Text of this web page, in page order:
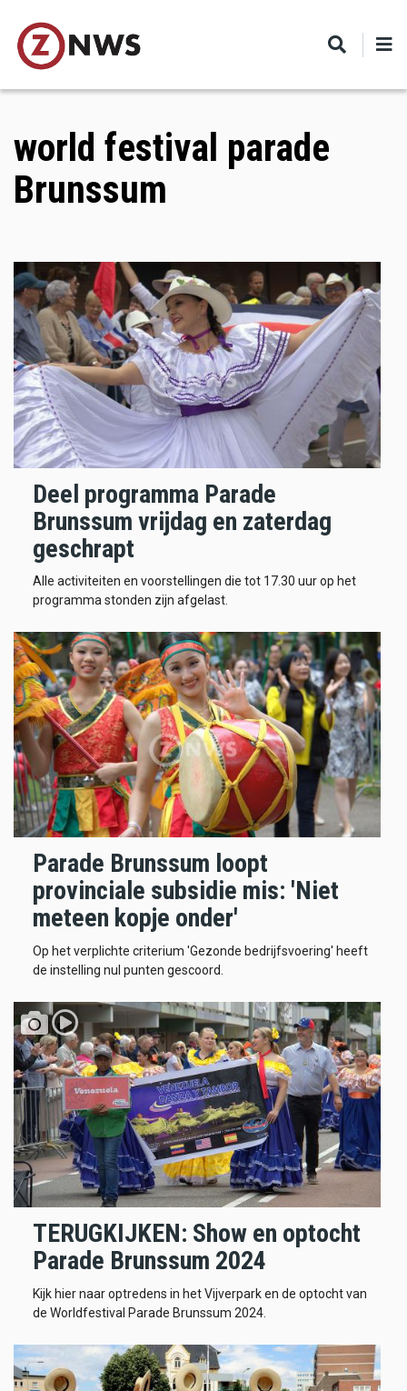
main
content
world festival parade
Brunssum
Deel programma Parade
Brunssum vrijdag en zaterdag
geschrapt
Alle activiteiten en voorstellingen die tot 17.30 uur op het
programma stonden zijn afgelast.
Parade Brunssum loopt
provinciale subsidie mis: 'Niet
meteen kopje onder'
Op het verplichte criterium 'Gezonde bedrijfsvoering' heeft
de instelling nul punten gescoord.
TERUGKIJKEN: Show en optocht
Parade Brunssum 2024
Kijk hier naar optredens in het Vijverpark en de optocht van
de Worldfestival Parade Brunssum 2024.